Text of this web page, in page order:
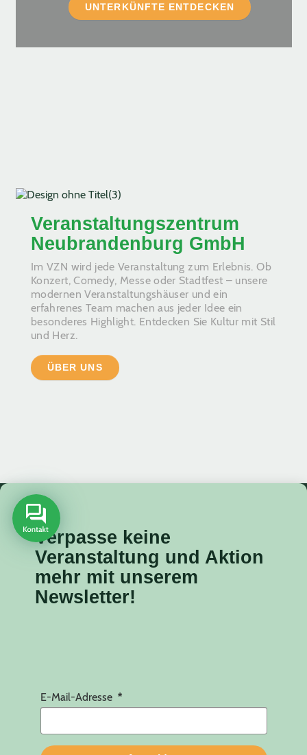
UNTERKÜNFTE ENTDECKEN
Veranstaltungszentrum
Neubrandenburg GmbH
Im VZN wird jede Veranstaltung zum Erlebnis. Ob
Konzert, Comedy, Messe oder Stadtfest – unsere
modernen Veranstaltungshäuser und ein
erfahrenes Team machen aus jeder Idee ein
besonderes Highlight. Entdecken Sie Kultur mit Stil
und Herz.
ÜBER UNS
Verpasse keine
Veranstaltung und Aktion
mehr mit unserem
Newsletter!
E-Mail-Adresse